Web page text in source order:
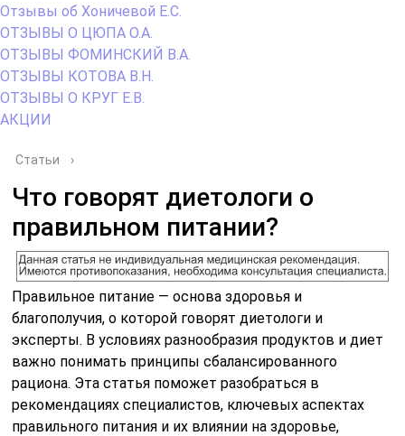
Отзывы об Хоничевой Е.С.
ОТЗЫВЫ О ЦЮПА О.А.
ОТЗЫВЫ ФОМИНСКИЙ В.А.
ОТЗЫВЫ КОТОВА В.Н.
ОТЗЫВЫ О КРУГ Е.В.
АКЦИИ
Статьи ›
Что говорят диетологи о
правильном питании?
Правильное питание — основа здоровья и
благополучия, о которой говорят диетологи и
эксперты. В условиях разнообразия продуктов и диет
важно понимать принципы сбалансированного
рациона. Эта статья поможет разобраться в
рекомендациях специалистов, ключевых аспектах
правильного питания и их влиянии на здоровье,